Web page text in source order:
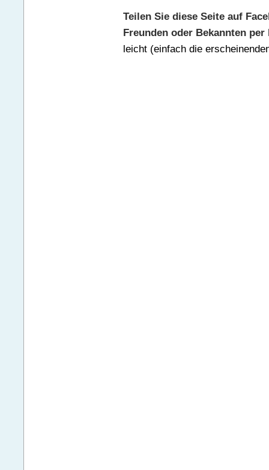
Teilen Sie diese Seite auf
Freunden oder Bekannten per
leicht (einfach die